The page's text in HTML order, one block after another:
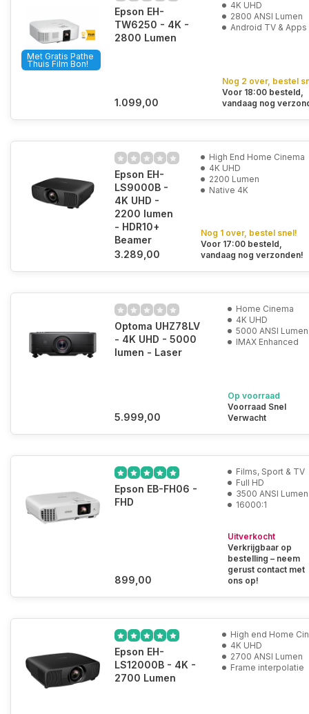
Met Gratis Pathe
Thuis Film Bon!
Epson EH-
TW6250 - 4K -
2800 Lumen
1.099,00
4K UHD
2800 ANSI Lumen
Android TV & Apps
Nog 2 over, bestel
Voor 18:00 besteld,
vandaag nog
Epson EH-
LS9000B -
4K UHD -
2200 lumen
- HDR10+
Beamer
3.289,00
High End Home Cinema
4K UHD
2200 Lumen
Native 4K
Nog 1 over, bestel snel!
Voor 17:00 besteld,
vandaag nog verzonden!
Optoma UHZ78LV
- 4K UHD - 5000
lumen - Laser
5.999,00
Home Cinema
4K UHD
5000 ANSI Lumen
IMAX Enhanced
Op voorraad
Voorraad Snel
Verwacht
Epson EB-FH06 -
FHD
899,00
Films, Sport & TV
Full HD
3500 ANSI Lumen
16000:1
Uitverkocht
Verkrijgbaar op
bestelling – neem
gerust contact met
ons op!
Epson EH-
LS12000B - 4K -
2700 Lumen
High end Home
4K UHD
2700 ANSI Lumen
Frame interpolatie